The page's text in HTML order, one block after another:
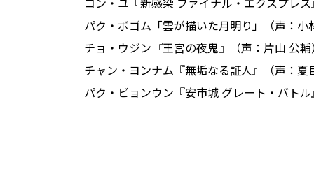
パク・ボゴム「雲が描いた月明り」（声：小
チョ・ウジン『王宮の夜鬼』（声：片山 公
チャン・ヨンナム『無垢なる証人』（声：夏
パク・ビョンウン『安市城 グレート・バト